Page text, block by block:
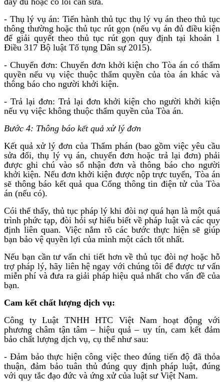
- Thụ lý vụ án: Tiến hành thủ tục thụ lý vụ án theo thủ tục
thông thường hoặc thủ tục rút gọn (nếu vụ án đủ điều kiện
để giải quyết theo thủ tục rút gọn quy định tại khoản 1
Điều 317 Bộ luật Tố tụng Dân sự 2015).
- Chuyển đơn: Chuyển đơn khởi kiện cho Tòa án có thẩm
quyền nếu vụ việc thuộc thẩm quyền của tòa án khác và
thông báo cho người khởi kiện.
- Trả lại đơn: Trả lại đơn khởi kiện cho người khởi kiện
nếu vụ việc không thuộc thẩm quyền của Tòa án.
Bước 4: Thông báo kết quả xử lý đơn
Kết quả xử lý đơn của Thẩm phán (bao gồm việc yêu cầu
sửa đổi, thụ lý vụ án, chuyển đơn hoặc trả lại đơn) phải
được ghi chú vào sổ nhận đơn và thông báo cho người
khởi kiện. Nếu đơn khởi kiện được nộp trực tuyến, Tòa án
sẽ thông báo kết quả qua Cổng thông tin điện tử của Tòa
án (nếu có).
Cói thể thấy, thủ tục pháp lý khi đòi nợ quá hạn là một quá
trình phức tạp, đòi hỏi sự hiểu biết về pháp luật và các quy
định liên quan. Việc nắm rõ các bước thực hiện sẽ giúp
bạn bảo vệ quyền lợi của mình một cách tốt nhất.
Nếu bạn cần tư vấn chi tiết hơn về thủ tục đòi nợ hoặc hỗ
trợ pháp lý, hãy liên hệ ngay với chúng tôi để được tư vấn
miễn phí và đưa ra giải pháp hiệu quả nhất cho vấn đề của
bạn.
Cam kết chất lượng dịch vụ:
Công ty Luật TNHH HTC Việt Nam hoạt động với
phương châm tận tâm – hiệu quả – uy tín, cam kết đảm
bảo chất lượng dịch vụ, cụ thể như sau:
- Đảm bảo thực hiện công việc theo đúng tiến độ đã thỏa
thuận, đảm bảo tuân thủ đúng quy định pháp luật, đúng
với quy tắc đạo đức và ứng xử của luật sư Việt Nam.